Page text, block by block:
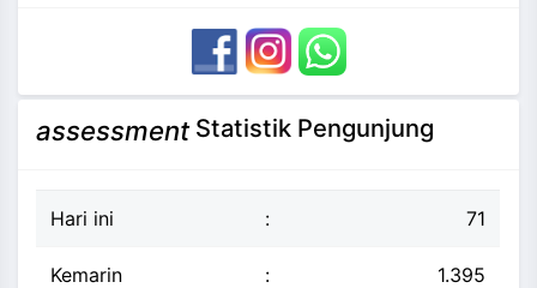
assessmentStatistik Pengunjung
Hari ini : 71
Kemarin : 1.395